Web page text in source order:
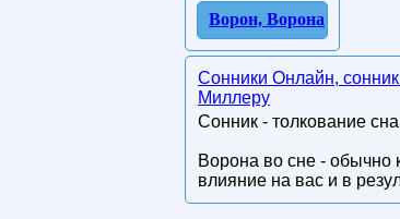
Ворон, Ворона
Сонники Онлайн,
Миллеру
Сонник - толкование
Ворона во сне - обычно
влияние на вас и в